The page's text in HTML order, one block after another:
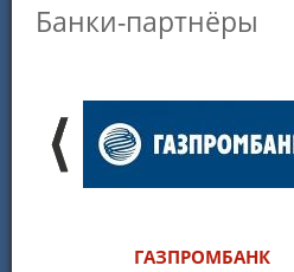
Банки-партнёры
ГАЗПРОМБАНК